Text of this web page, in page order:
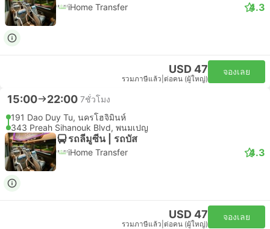
iHome Transfer 4.3
USD 47
รวมภาษีแล้ว ต่อคน (ผู้ใหญ่)
จองเลย
15:00 22:00 7ชั่วโมง
191 Dao Duy Tu, นครโฮจิมินห์
343 Preah Sihanouk Blvd, พนมเปญ
รถลีมูซีน | รถบัส
iHome Transfer 4.3
USD 47
รวมภาษีแล้ว ต่อคน (ผู้ใหญ่)
จองเลย